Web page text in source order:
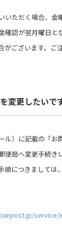
いただく場合、金
確認が翌月曜日と
ございます。ご
変更したいです
ル）に記載の「お
便局へ変更手続き
順につきましては